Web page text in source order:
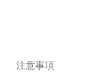
注意事項